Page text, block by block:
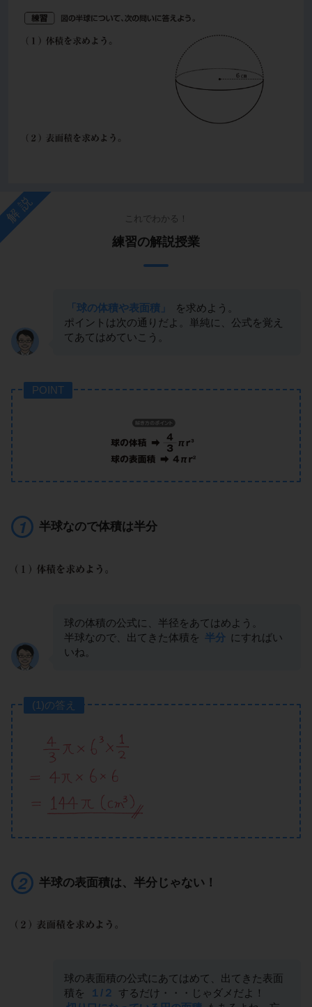
解説 これでわかる！
練習の解説授業
「球の体積や表面積」
を求めよう。
ポイントは次の通りだよ。単純に、公式を覚え
てあてはめていこう。
POINT
半球なので体積は半分
球の体積の公式に、半径をあてはめよう。
半球なので、出てきた体積を 半分 にすればい
いね。
(1)の答え
半球の表面積は、半分じゃない！
球の表面積の公式にあてはめて、出てきた表面
積を
１/２
するだけ・・・じゃダメだよ！